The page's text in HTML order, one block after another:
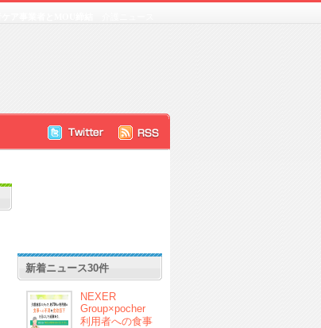
新着ニュース30件
NEXER
Group×pocher
利用者への食事